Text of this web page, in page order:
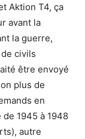
Aktion T4, ça
avant la
la guerre,
civils
être envoyé
plus de
en
1945 à 1948
autre